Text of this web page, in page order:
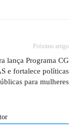
Próximo artigo
lança Programa CG
e fortalece políticas
para mulheres